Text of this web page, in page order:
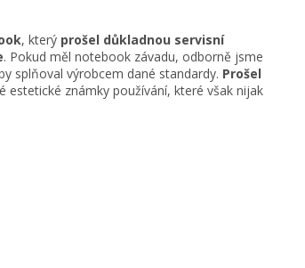
, který prošel důkladnou servisní
. Pokud měl notebook závadu, odborně jsme
splňoval výrobcem dané standardy. Prošel
estetické známky používání, které však nijak